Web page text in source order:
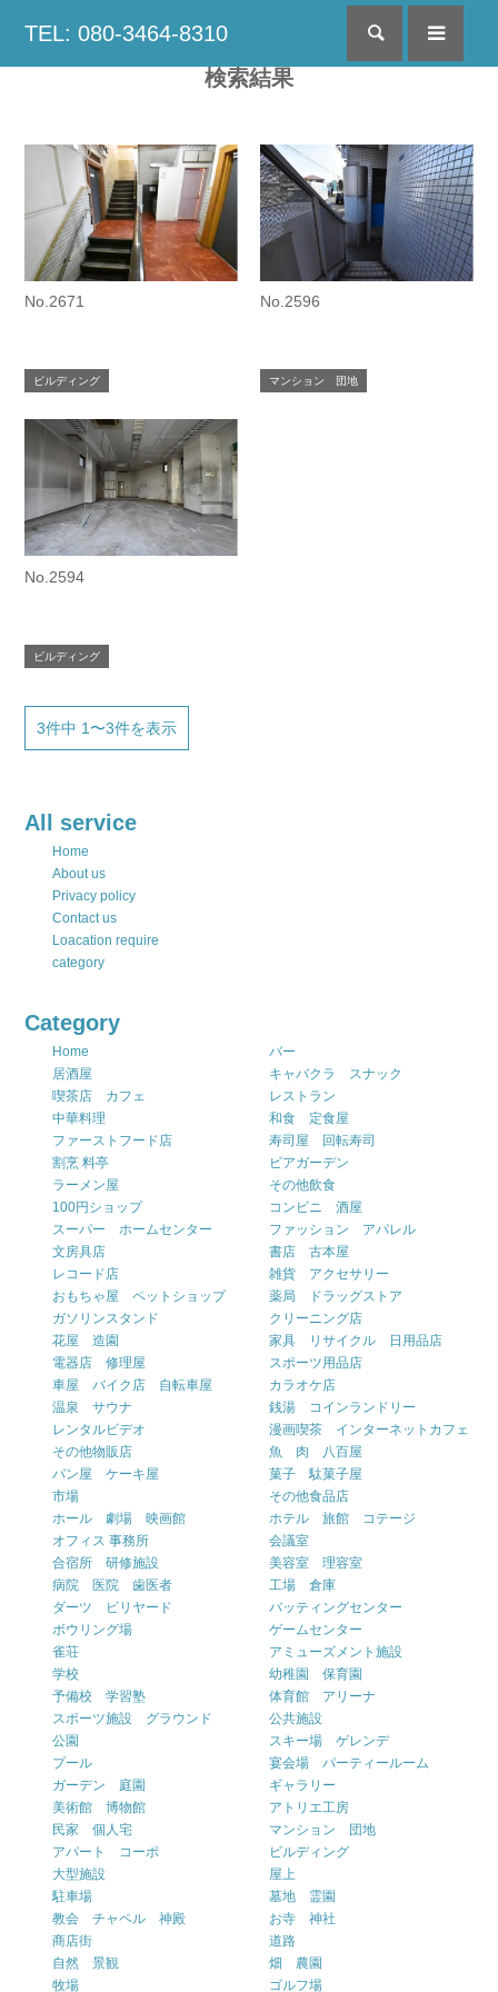
TEL: 080-3464-8310 検索
検索結果
No.2671
ビルディング
No.2596
マンション 団地
No.2594
ビルディング
3件中 1〜3件を表示
All service
Home
About us
Privacy policy
Contact us
Loacation require
category
Category
Home
バー
居酒屋
キャバクラ スナック
喫茶店 カフェ
レストラン
中華料理
和食 定食屋
ファーストフード店
寿司屋 回転寿司
割烹 料亭
ビアガーデン
ラーメン屋
その他飲食
100円ショップ
コンビニ 酒屋
スーパー ホームセンター
ファッション アパレル
文房具店
書店 古本屋
レコード店
雑貨 アクセサリー
おもちゃ屋 ペットショップ
薬局 ドラッグストア
ガソリンスタンド
クリーニング店
花屋 造園
家具 リサイクル 日用品店
電器店 修理屋
スポーツ用品店
車屋 バイク店 自転車屋
カラオケ店
温泉 サウナ
銭湯 コインランドリー
レンタルビデオ
漫画喫茶 インターネットカフェ
その他物販店
魚 肉 八百屋
パン屋 ケーキ屋
菓子 駄菓子屋
市場
その他食品店
ホール 劇場 映画館
ホテル 旅館 コテージ
オフィス 事務所
会議室
合宿所 研修施設
美容室 理容室
病院 医院 歯医者
工場 倉庫
ダーツ ビリヤード
バッティングセンター
ボウリング場
ゲームセンター
雀荘
アミューズメント施設
学校
幼稚園 保育園
予備校 学習塾
体育館 アリーナ
スポーツ施設 グラウンド
公共施設
公園
スキー場 ゲレンデ
プール
宴会場 パーティールーム
ガーデン 庭園
ギャラリー
美術館 博物館
アトリエ工房
民家 個人宅
マンション 団地
アパート コーポ
ビルディング
大型施設
屋上
駐車場
墓地 霊園
教会 チャペル 神殿
お寺 神社
商店街
道路
自然 景観
畑 農園
牧場
ゴルフ場